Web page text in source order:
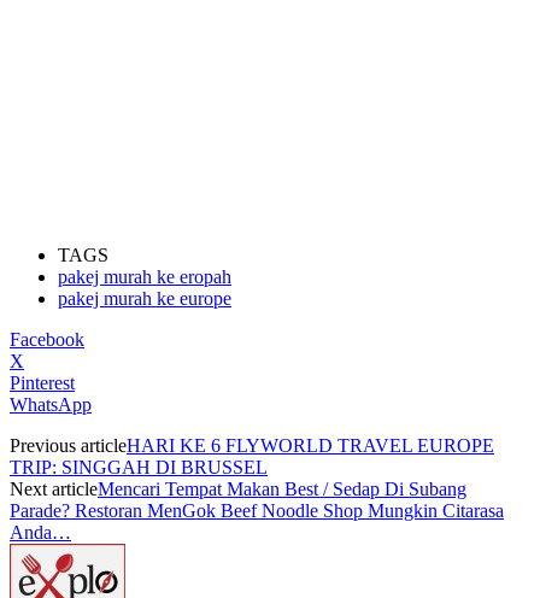
TAGS
pakej murah ke eropah
pakej murah ke europe
Facebook
X
Pinterest
WhatsApp
Previous articleHARI KE 6 FLYWORLD TRAVEL EUROPE
TRIP: SINGGAH DI BRUSSEL
Next articleMencari Tempat Makan Best / Sedap Di Subang
Parade? Restoran MenGok Beef Noodle Shop Mungkin Citarasa
Anda…